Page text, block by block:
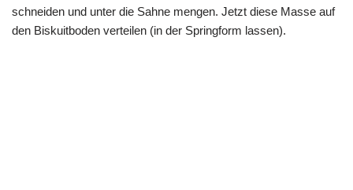
schneiden und unter die Sahne mengen. Jetzt diese Masse auf
den Biskuitboden verteilen (in der Springform lassen).